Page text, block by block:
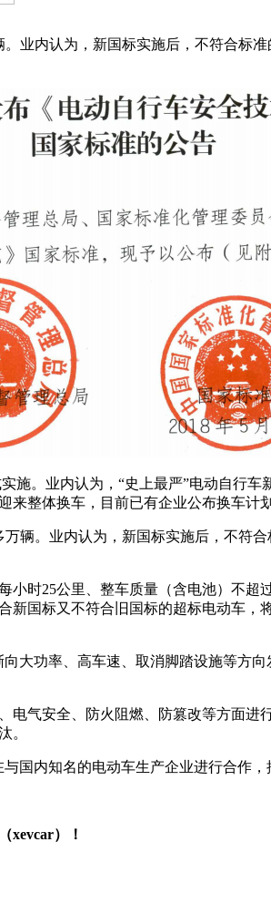
业内认为，新国标实施后，不符合标
施。业内认为，“史上最严”电动自行
整体换车，目前已有企业公布换车计划
辆。业内认为，新国标实施后，不符
时25公里、整车质量（含电池）不超
国标又不符合旧国标的超标电动车
大功率、高车速、取消脚踏设施等方
气安全、防火阻燃、防篡改等方面
。
国内知名的电动车生产企业进行合作
xevcar）！